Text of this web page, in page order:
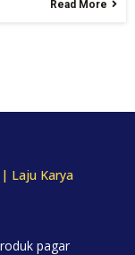
Read More
| Laju Karya
pagar